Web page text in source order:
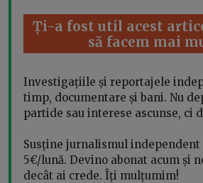
Ți-a fost util acest
să facem mai
Investigațiile și reportajele
timp, documentare și bani. Nu
partide sau interese ascunse, ci
Susține jurnalismul
5€/lună. Devino abonat acum și
decât ai crede. Îți mulțumim!